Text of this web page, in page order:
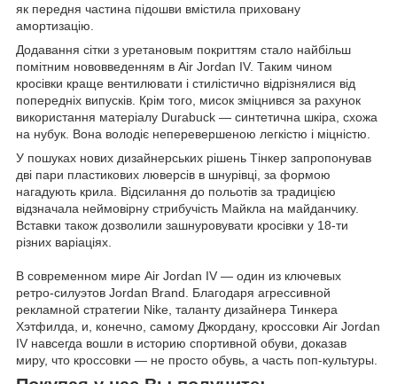
як передня частина підошви вмістила приховану
амортизацію.
Додавання сітки з уретановым покриттям стало найбільш
помітним нововведенням в Air Jordan IV. Таким чином
кросівки краще вентилювати і стилістично відрізнялися від
попередніх випусків. Крім того, мисок зміцнився за рахунок
використання матеріалу Durabuck — синтетична шкіра, схожа
на нубук. Вона володіє неперевершеною легкістю і міцністю.
У пошуках нових дизайнерських рішень Тінкер запропонував
дві пари пластикових люверсів в шнурівці, за формою
нагадують крила. Відсилання до польотів за традицією
відзначала неймовірну стрибучість Майкла на майданчику.
Вставки також дозволили зашнуровувати кросівки у 18-ти
різних варіаціях.
В современном мире Air Jordan IV — один из ключевых
ретро-силуэтов Jordan Brand. Благодаря агрессивной
рекламной стратегии Nike, таланту дизайнера Тинкера
Хэтфилда, и, конечно, самому Джордану, кроссовки Air Jordan
IV навсегда вошли в историю спортивной обуви, доказав
миру, что кроссовки — не просто обувь, а часть поп-культуры.